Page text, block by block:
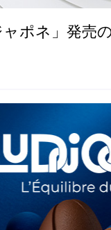
ポネ」発売